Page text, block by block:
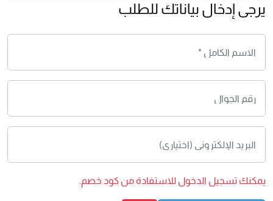
يرجى إدخال بياناتك للطلب
يمكنك تسجيل الدخول للاستفادة من كود خصم.